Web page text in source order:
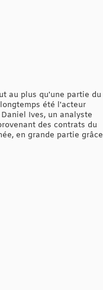
au plus qu'une partie du
été l'acteur
Ives, un analyste
des contrats du
en grande partie grâce